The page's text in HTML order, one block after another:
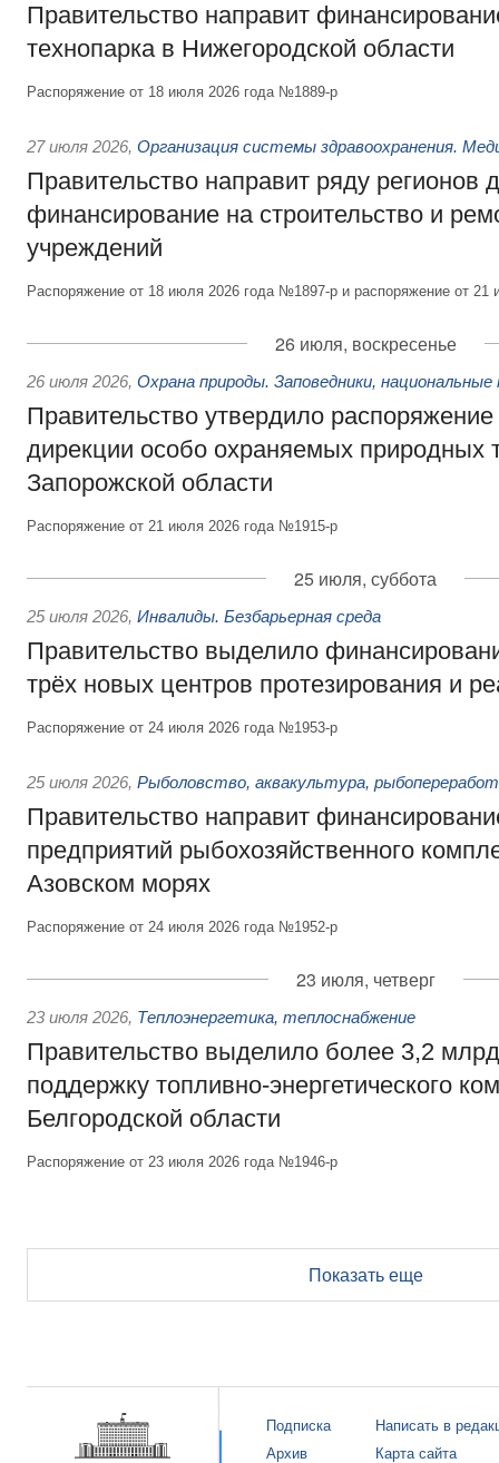
Правительство направит
технопарка в Нижегородской области
Распоряжение от 18 июля 2026 года №1889-р
27 июля 2026, Организация системы здравоохранения.
Правительство направит ряду регионов
финансирование на строительство и
учреждений
Распоряжение от 18 июля 2026 года №1897-р и распоряжение от
26 июля, воскресенье
26 июля 2026, Охрана природы. Заповедники, национальные
Правительство утвердило
дирекции особо охраняемых природных
Запорожской области
Распоряжение от 21 июля 2026 года №1915-р
25 июля, суббота
25 июля 2026, Инвалиды. Безбарьерная среда
Правительство выделило
трёх новых центров протезирования и
Распоряжение от 24 июля 2026 года №1953-р
25 июля 2026, Рыболовство, аквакультура,
Правительство направит
предприятий рыбохозяйственного
Азовском морях
Распоряжение от 24 июля 2026 года №1952-р
23 июля, четверг
23 июля 2026, Теплоэнергетика, теплоснабжение
Правительство выделило более 3,2
поддержку топливно-энергетического
Белгородской области
Распоряжение от 23 июля 2026 года №1946-р
Показать еще
Подписка
Архив
Написать в
Карта сайта